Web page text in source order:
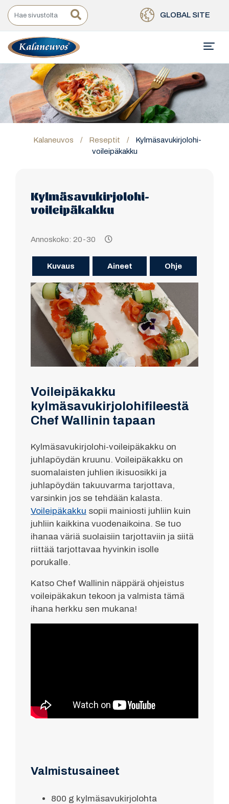
GLOBAL SITE
Kalaneuvos / Reseptit /
Kylmäsavukirjolohi-
voileipäkakku
Kylmäsavukirjolohi-
voileipäkakku
Annoskoko: 20-30
Kuvaus Aineet Ohje
Voileipäkakku
kylmäsavukirjolohifileestä
Chef Wallinin tapaan
Kylmäsavukirjolohi-voileipäkakku on
juhlapöydän kruunu. Voileipäkakku on
suomalaisten juhlien ikisuosikki ja
juhlapöydän takuuvarma tarjottava,
varsinkin jos se tehdään kalasta.
Voileipäkakku sopii mainiosti juhliin kuin
juhliin kaikkina vuodenaikoina. Se tuo
ihanaa väriä suolaisiin tarjottaviin ja siitä
riittää tarjottavaa hyvinkin isolle
porukalle.
Katso Chef Wallinin näppärä ohjeistus
voileipäkakun tekoon ja valmista tämä
ihana herkku sen mukana!
Valmistusaineet
800 g kylmäsavukirjolohta